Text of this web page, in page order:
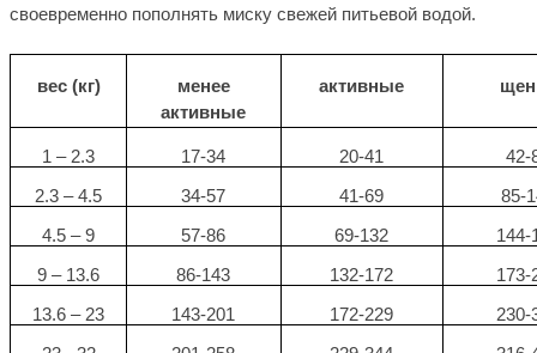
своевременно пополнять миску свежей питьевой водой.
вес (кг)
менее
активные
активные
1 – 2.3 17-34 20-41
42-
2.3 – 4.5
34-57 41-69
85-
4.5 – 9
57-86 69-132
144-
9 – 13.6
86-143 132-172
173-
13.6 – 23
143-201 172-229
230-